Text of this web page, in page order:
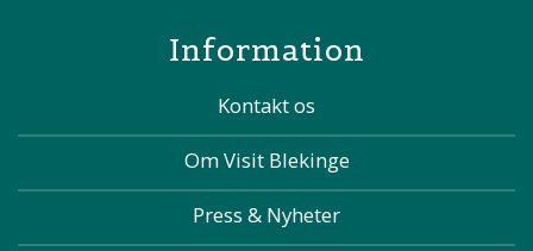
Information
Kontakt os
Om Visit Blekinge
Press & Nyheter